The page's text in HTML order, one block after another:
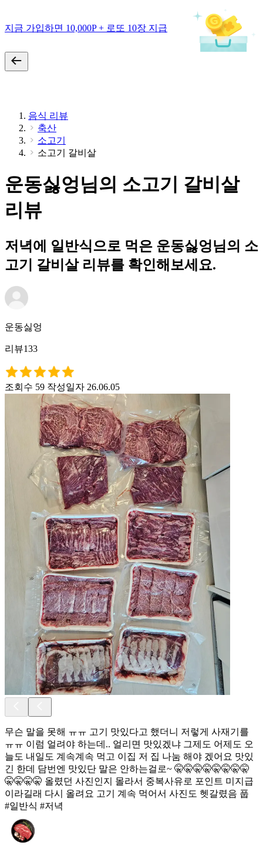
지금 가입하면 10,000P + 로또 10장 지급
음식 리뷰
축산
소고기
소고기 갈비살
운동싫엉님의 소고기 갈비살
리뷰
저녁에 일반식으로 먹은 운동싫엉님의 소
고기 갈비살 리뷰를 확인해보세요.
운동싫엉
리뷰133
조회수 59 작성일자 26.06.05
무슨 말을 못해 ㅠㅠ 고기 맛있다고 했더니 저렇게 사재기를
ㅠㅠ 이럼 얼려야 하는데.. 얼리면 맛있겠냐 그제도 어제도 오
늘도 내일도 계속계속 먹고 이집 저 집 나눔 해야 겠어요 맛있
긴 한데 담번엔 맛있단 말은 안하는걸로~ 🤫🤫🤫🤫🤫🤫🤫🤫
🤫🤫🤫🤫 올렸던 사진인지 몰라서 중복사유로 포인트 미지급
이라길래 다시 올려요 고기 계속 먹어서 사진도 헷갈렸음 풉
#일반식 #저녁